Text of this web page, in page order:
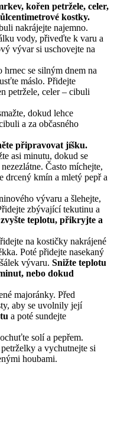
kořen petržele, celer,
kostky.
nakrájejte najemno.
vody, přiveďte k varu a
vývar si uschovejte na
se silným dnem na
máslo. Přidejte
petržele, celer – cibuli
dokud lehce
a za občasného
připravovat jíšku.
asi minutu, dokud se
Často míchejte,
drcený kmín a mletý pepř a
vývaru a šlehejte,
zbývající tekutinu a
teplotu, přikryjte a
na kostičky nakrájené
Poté přidejte nasekaný
vývaru. Snižte teplotu
nebo dokud
majoránky. Před
aby se uvolnily její
a poté sundejte
solí a pepřem.
a vychutnejte si
houbami.